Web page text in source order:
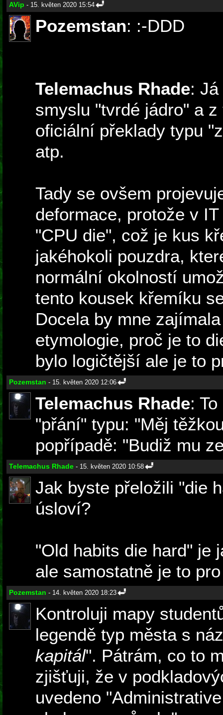
AVip - 15. květen 2020 15:54
Pozemstan: :-DDD
Telemachus Rhade:
smyslu "tvrdé jádro" a
oficiální překlady typu
atp.
Tady se ovšem
deformace, protože v
"CPU die", což je kus
jakéhokoli pouzdra,
normální okolností
tento kousek křemíku
Docela by mne
etymologie, proč je to
bylo logičtější ale je to
Pozemstan - 15. květen 2020 12:06
Telemachus Rhade:
"přání" typu: "Měj
popřípadě: "Budiž mu
Telemachus Rhade - 15. květen 2020 10:58
Jak byste přeložili "die
úsloví?
"Old habits die hard" je
ale samostatně je to
Pozemstan - 14. květen 2020 18:23
Kontroluji mapy
legendě typ města s
kapitál". Pátrám, co to
zjišťuji, že v
uvedeno